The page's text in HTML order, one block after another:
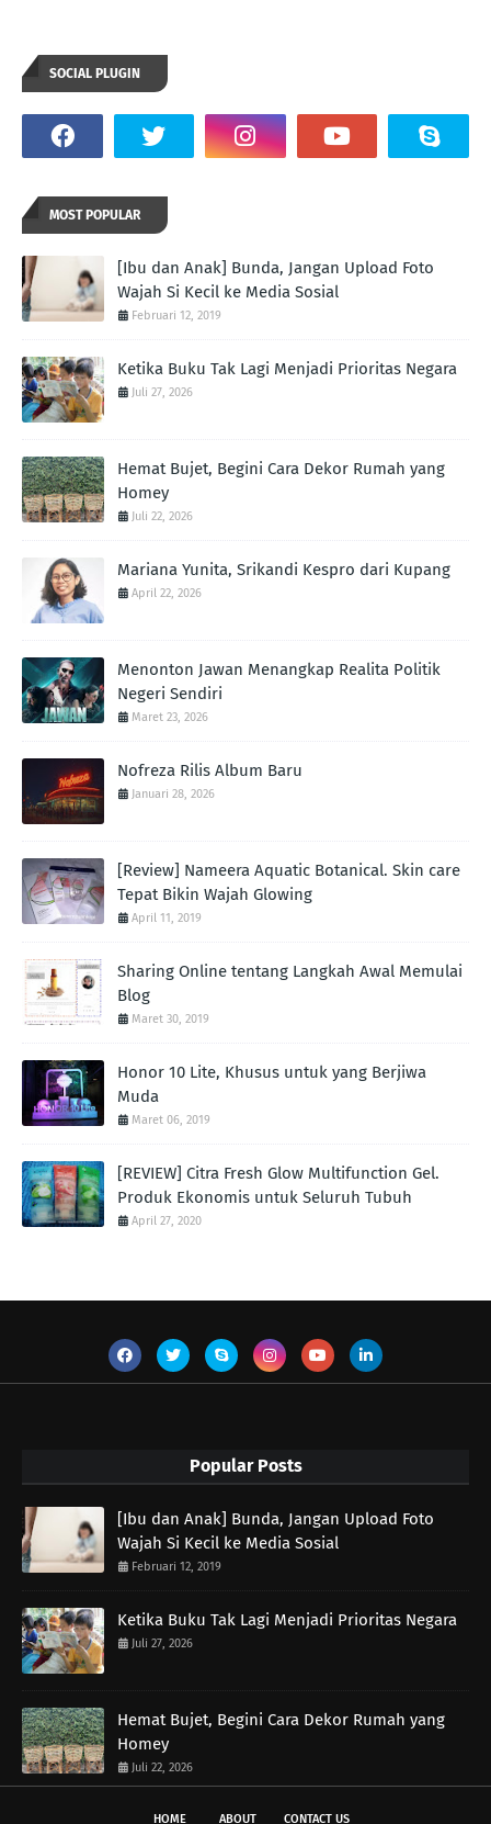
SOCIAL PLUGIN
MOST POPULAR
[Ibu dan Anak] Bunda, Jangan Upload Foto
Wajah Si Kecil ke Media Sosial
Februari 12, 2019
Ketika Buku Tak Lagi Menjadi Prioritas Negara
Juli 27, 2026
Hemat Bujet, Begini Cara Dekor Rumah yang
Homey
Juli 22, 2026
Mariana Yunita, Srikandi Kespro dari Kupang
April 22, 2026
Menonton Jawan Menangkap Realita Politik
Negeri Sendiri
Maret 23, 2026
Nofreza Rilis Album Baru
Januari 28, 2026
[Review] Nameera Aquatic Botanical. Skin care
Tepat Bikin Wajah Glowing
April 11, 2019
Sharing Online tentang Langkah Awal Memulai
Blog
Maret 30, 2019
Honor 10 Lite, Khusus untuk yang Berjiwa
Muda
Maret 06, 2019
[REVIEW] Citra Fresh Glow Multifunction Gel.
Produk Ekonomis untuk Seluruh Tubuh
April 27, 2020
Popular Posts
[Ibu dan Anak] Bunda, Jangan Upload Foto
Wajah Si Kecil ke Media Sosial
Februari 12, 2019
Ketika Buku Tak Lagi Menjadi Prioritas Negara
Juli 27, 2026
Hemat Bujet, Begini Cara Dekor Rumah yang
Homey
Juli 22, 2026
HOME ABOUT CONTACT US